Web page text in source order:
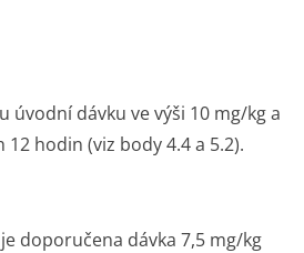
úvodní dávku ve výši 10 mg/kg a
12 hodin (viz body 4.4 a 5.2).
doporučena dávka 7,5 mg/kg